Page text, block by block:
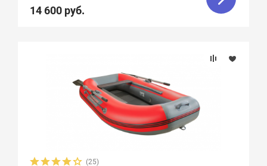
14 600 руб.
(25)